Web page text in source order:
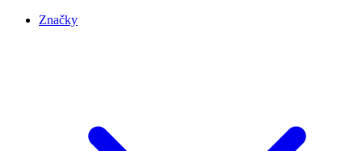
Značky